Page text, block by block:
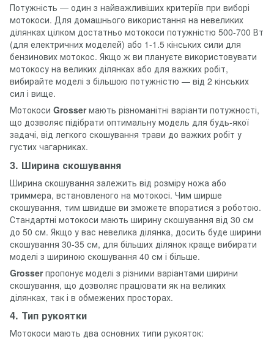
Потужність — один з найважливіших критеріїв при виборі
мотокоси. Для домашнього використання на невеликих
ділянках цілком достатньо мотокоси потужністю 500-700 Вт
(для електричних моделей) або 1-1.5 кінських сили для
бензинових мотокос. Якщо ж ви плануєте використовувати
мотокосу на великих ділянках або для важких робіт,
вибирайте моделі з більшою потужністю — від 2 кінських
сил і вище.
Мотокоси Grosserмають різноманітні варіанти потужності,
що дозволяє підібрати оптимальну модель для будь-якої
задачі, від легкого скошування трави до важких робіт у
густих чагарниках.
3. Ширина скошування
Ширина скошування залежить від розміру ножа або
триммера, встановленого на мотокосі. Чим ширше
скошування, тим швидше ви зможете впоратися з роботою.
Стандартні мотокоси мають ширину скошування від 30 см
до 50 см. Якщо у вас невелика ділянка, досить буде ширини
скошування 30-35 см, для більших ділянок краще вибирати
моделі з шириною скошування 40 см і більше.
Grosserпропонує моделі з різними варіантами ширини
скошування, що дозволяє працювати як на великих
ділянках, так і в обмежених просторах.
4. Тип рукоятки
Мотокоси мають два основних типи рукояток: